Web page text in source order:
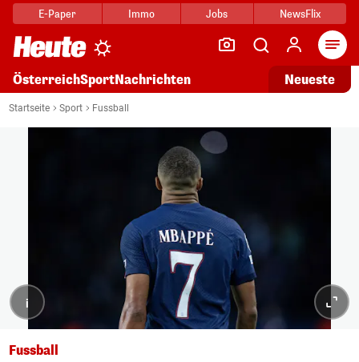
E-Paper Immo Jobs NewsFlix
ÖsterreichSportNachrichten Neueste
Startseite Sport Fussball
i
Fussball